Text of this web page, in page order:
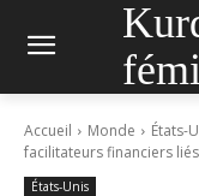
Accueil Monde États-
facilitateurs financiers
États-Unis